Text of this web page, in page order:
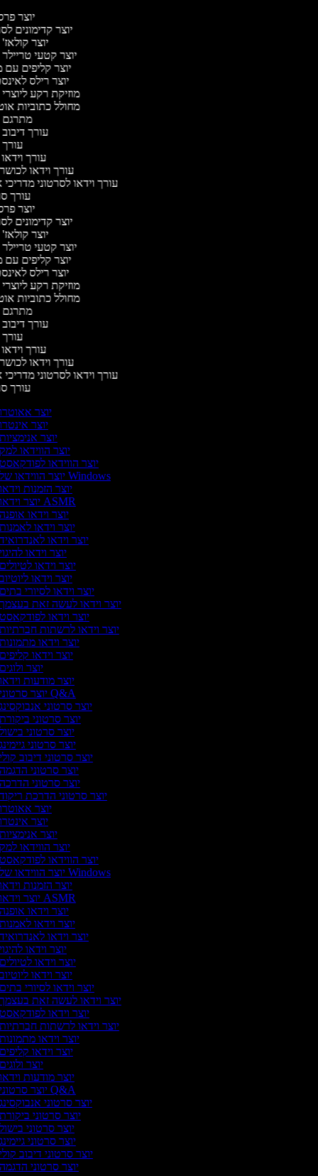
יוצר
יוצר קדימונים
יוצר
יוצר קטעי
יוצר קליפים
יוצר רילס
מוזיקת רקע
מחולל כתוביות
מתרגם
עורך
עורך
עורך וידאו
עורך וידאו לסרטוני
עורך
יוצר
יוצר קדימונים
יוצר
יוצר קטעי
יוצר קליפים
יוצר רילס
מוזיקת רקע
מחולל כתוביות
מתרגם
עורך
עורך
עורך וידאו
עורך וידאו לסרטוני
עורך
יוצר
יוצר
יוצר
יוצר הווידאו
יוצר הווידאו
יוצר הווידאו של Windows
יוצר הזמנות
יוצר וידאו ASMR
יוצר וידאו
יוצר וידאו
יוצר וידאו
יוצר וידאו
יוצר וידאו
יוצר וידאו
יוצר וידאו לסיורי
יוצר וידאו לעשה זאת
יוצר וידאו
יוצר וידאו לרשתות
יוצר וידאו
יוצר וידאו
יוצר
יוצר מודעות
יוצר סרטוני Q&A
יוצר סרטוני
יוצר סרטוני
יוצר סרטוני
יוצר סרטוני
יוצר סרטוני דיבוב
יוצר סרטוני
יוצר סרטוני
יוצר סרטוני הדרכת
יוצר
יוצר
יוצר
יוצר הווידאו
יוצר הווידאו
יוצר הווידאו של Windows
יוצר הזמנות
יוצר וידאו ASMR
יוצר וידאו
יוצר וידאו
יוצר וידאו
יוצר וידאו
יוצר וידאו
יוצר וידאו
יוצר וידאו לסיורי
יוצר וידאו לעשה זאת
יוצר וידאו
יוצר וידאו לרשתות
יוצר וידאו
יוצר וידאו
יוצר
יוצר מודעות
יוצר סרטוני Q&A
יוצר סרטוני
יוצר סרטוני
יוצר סרטוני
יוצר סרטוני
יוצר סרטוני דיבוב
יוצר סרטוני